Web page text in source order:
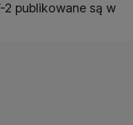
publikowane są w